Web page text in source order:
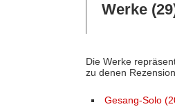
Werke
Die Werke
zu denen
Gesang-Solo